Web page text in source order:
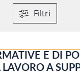
Filtri
E DI
A